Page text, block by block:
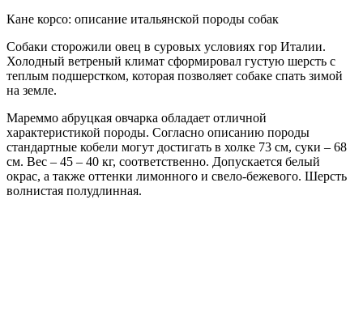
Кане корсо: описание итальянской породы собак
Собаки сторожили овец в суровых условиях гор Италии.
Холодный ветреный климат сформировал густую шерсть с
теплым подшерстком, которая позволяет собаке спать зимой
на земле.
Мареммо абруцкая овчарка обладает отличной
характеристикой породы. Согласно описанию породы
стандартные кобели могут достигать в холке 73 см, суки – 68
см. Вес – 45 – 40 кг, соответственно. Допускается белый
окрас, а также оттенки лимонного и свело-бежевого. Шерсть
волнистая полудлинная.